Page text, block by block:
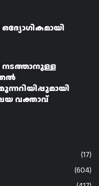
നടത്താനുള്ള
വക്താവ്
(17)
(604)